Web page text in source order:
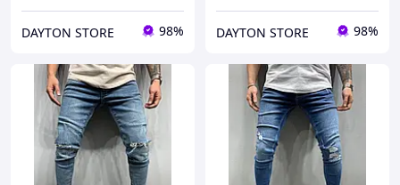
DAYTON STORE 98% DAYTON STORE 98%